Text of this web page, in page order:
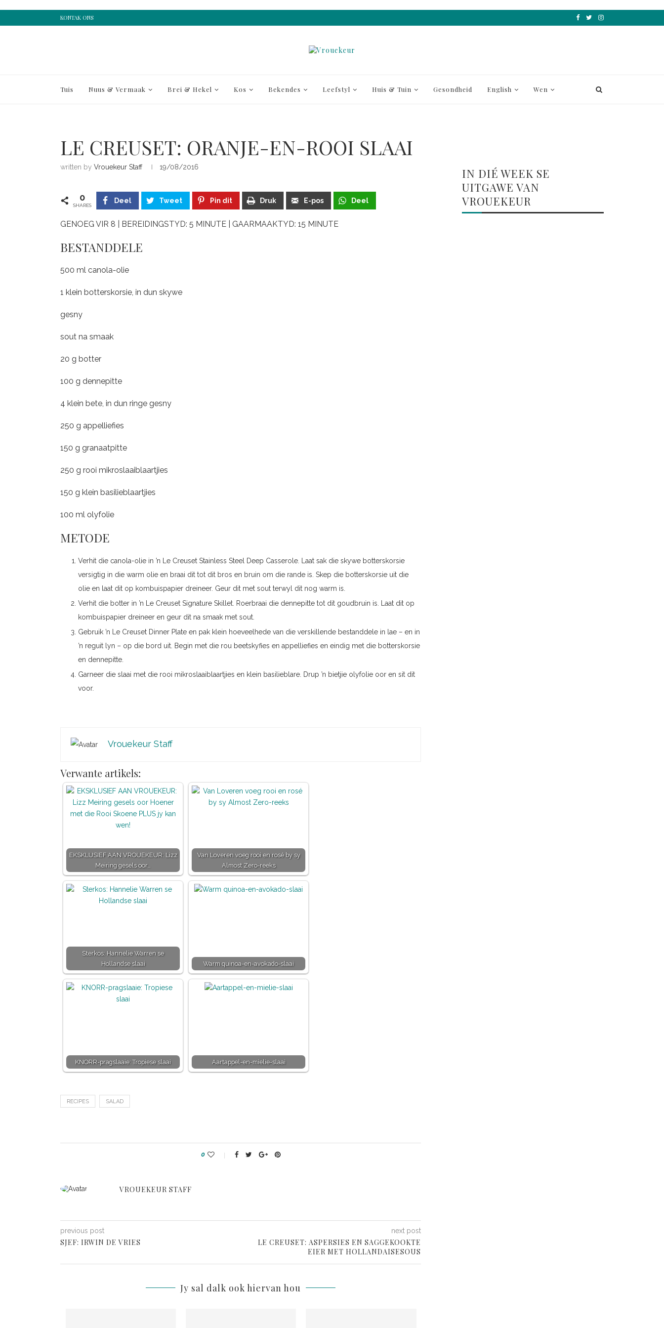
KONTAK ONS
Tuis Nuus & Vermaak Brei & Hekel Kos Bekendes Leefstyl Huis & Tuin Gesondheid English Wen
LE CREUSET: ORANJE-EN-ROOI SLAAI
written by Vrouekeur Staff 19/08/2016
0
SHARES
Deel Tweet Pin dit Druk E-pos Deel
GENOEG VIR 8 | BEREIDINGSTYD: 5 MINUTE | GAARMAAKTYD: 15 MINUTE
BESTANDDELE
500 ml canola-olie
1 klein botterskorsie, in dun skywe
gesny
sout na smaak
20 g botter
100 g dennepitte
4 klein bete, in dun ringe gesny
250 g appelliefies
150 g granaatpitte
250 g rooi mikroslaaiblaartjies
150 g klein basilieblaartjies
100 ml olyfolie
METODE
Verhit die canola-olie in ’n Le Creuset Stainless Steel Deep Casserole. Laat sak die skywe botterskorsie
versigtig in die warm olie en braai dit tot dit bros en bruin om die rande is. Skep die botterskorsie uit die
olie en laat dit op kombuispapier dreineer. Geur dit met sout terwyl dit nog warm is.
Verhit die botter in ’n Le Creuset Signature Skillet. Roerbraai die dennepitte tot dit goudbruin is. Laat dit op
kombuispapier dreineer en geur dit na smaak met sout.
Gebruik ’n Le Creuset Dinner Plate en pak klein hoeveelhede van die verskillende bestanddele in lae – en in
’n reguit lyn – op die bord uit. Begin met die rou beetskyfies en appelliefies en eindig met die botterskorsie
en dennepitte.
Garneer die slaai met die rooi mikroslaaiblaartjies en klein basilieblare. Drup ’n bietjie olyfolie oor en sit dit
voor.
Vrouekeur Staff
Verwante artikels:
EKSKLUSIEF AAN VROUEKEUR: Lizz
Meiring gesels oor…
Van Loveren voeg rooi en rosé by sy
Almost Zero-reeks
Sterkos: Hannelie Warren se
Hollandse slaai
Warm quinoa-en-avokado-slaai
KNORR-pragslaaie: Tropiese slaai Aartappel-en-mielie-slaai
RECIPES SALAD
0
VROUEKEUR STAFF
previous post
SJEF: IRWIN DE VRIES
next post
LE CREUSET: ASPERSIES EN SAGGEKOOKTE
EIER MET HOLLANDAISESOUS
Jy sal dalk ook hiervan hou
IN DIÉ WEEK SE
UITGAWE VAN
VROUEKEUR